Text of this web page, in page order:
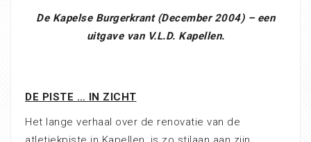
De Kapelse Burgerkrant (December 2004) – een
uitgave van V.L.D. Kapellen.
DE PISTE … IN ZICHT
Het lange verhaal over de renovatie van de